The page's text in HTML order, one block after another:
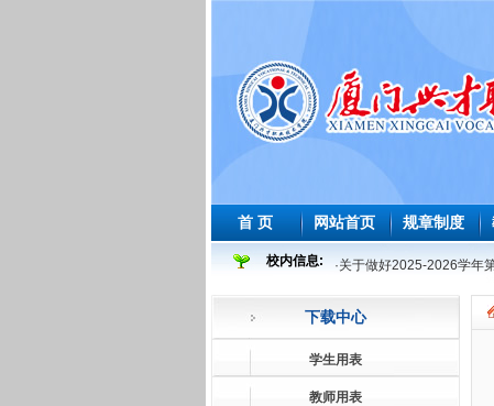
首 页 网站首页 规章制度
校内信息: ·关于做好2025-2026学年
2025-2026 学年度第二
· 2026年师范生教育教学能
·2026届及往届毕业生必修
·关于做好2026届及往届毕
下载中心
学生用表
教师用表